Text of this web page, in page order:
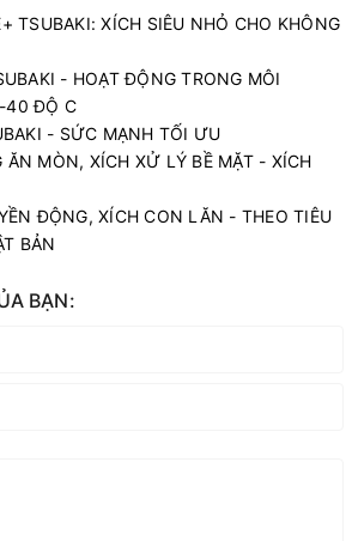
TSUBAKI: XÍCH SIÊU NHỎ CHO KHÔNG
- HOẠT ĐỘNG TRONG MÔI
40 ĐỘ C
- SỨC MẠNH TỐI ƯU
ĂN MÒN, XÍCH XỬ LÝ BỀ MẶT - XÍCH
ĐỘNG, XÍCH CON LĂN - THEO TIÊU
BẢN
BẠN: